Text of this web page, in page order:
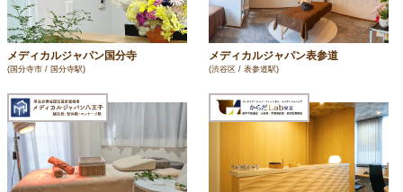
メディカルジャパン国分寺
(国分寺市 / 国分寺駅)
メディカルジャパン表参道
(渋谷区 / 表参道駅)